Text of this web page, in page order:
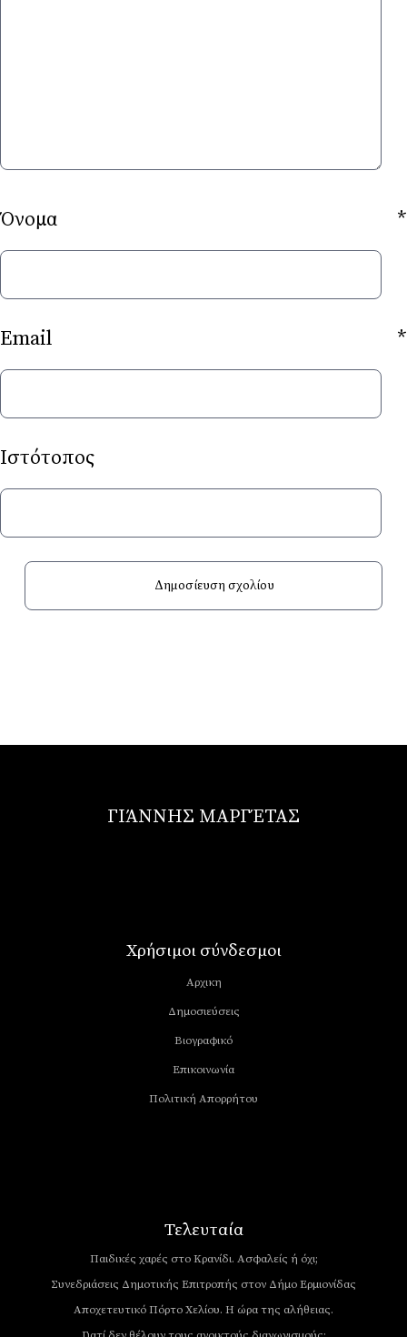
Όνομα *
Email *
Ιστότοπος
ΓΙΆΝΝΗΣ ΜΑΡΓΈΤΑΣ
Χρήσιμοι σύνδεσμοι
Αρχικη
Δημοσιεύσεις
Βιογραφικό
Επικοινωνία
Πολιτική Απορρήτου
Τελευταία
Παιδικές χαρές στο Κρανίδι. Ασφαλείς ή όχι;
Συνεδριάσεις Δημοτικής Επιτροπής στον Δήμο Ερμιονίδας
Αποχετευτικό Πόρτο Χελίου. Η ώρα της αλήθειας.